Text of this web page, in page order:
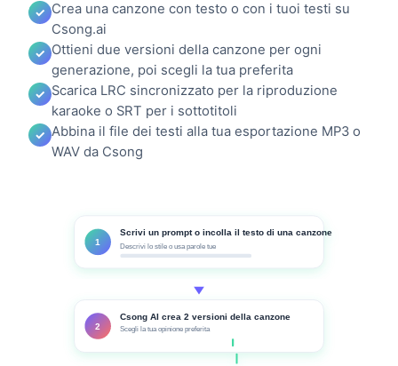
Crea una canzone con testo o con i tuoi testi su
Csong.ai
Ottieni due versioni della canzone per ogni
generazione, poi scegli la tua preferita
Scarica LRC sincronizzato per la riproduzione
karaoke o SRT per i sottotitoli
Abbina il file dei testi alla tua esportazione MP3 o
WAV da Csong
1
Scrivi un prompt o incolla il testo di una canzone
Descrivi lo stile o usa parole tue
2
Csong AI crea 2 versioni della canzone
Scegli la tua opinione preferita